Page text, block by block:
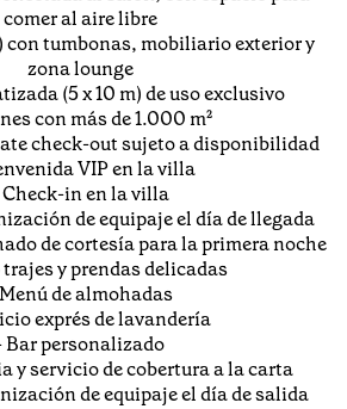
comer al aire libre
con tumbonas, mobiliario exterior y
zona lounge
(5 x 10 m) de uso exclusivo
con más de 1.000 m²
check-out sujeto a disponibilidad
VIP en la villa
in en la villa
de equipaje el día de llegada
de cortesía para la primera noche
y prendas delicadas
de almohadas
exprés de lavandería
Bar personalizado
y servicio de cobertura a la carta
de equipaje el día de salida